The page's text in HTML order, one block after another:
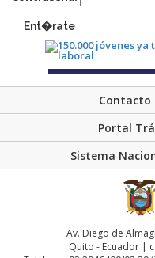
Ent�rate
Contacto
Portal
Sistema
Av. Diego de
Quito - Ecuador |